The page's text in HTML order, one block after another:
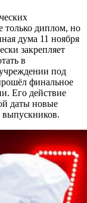
только диплом, но
дума 11 ноября
закрепляет
в
под
финальное
Его действие
даты новые
выпускников.